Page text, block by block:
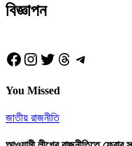
বিজ্ঞাপন
Facebook
Instagram
Twitter
Threads
Telegram
You Missed
জাতীয় রাজনীতি